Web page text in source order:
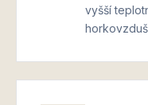
vyšší